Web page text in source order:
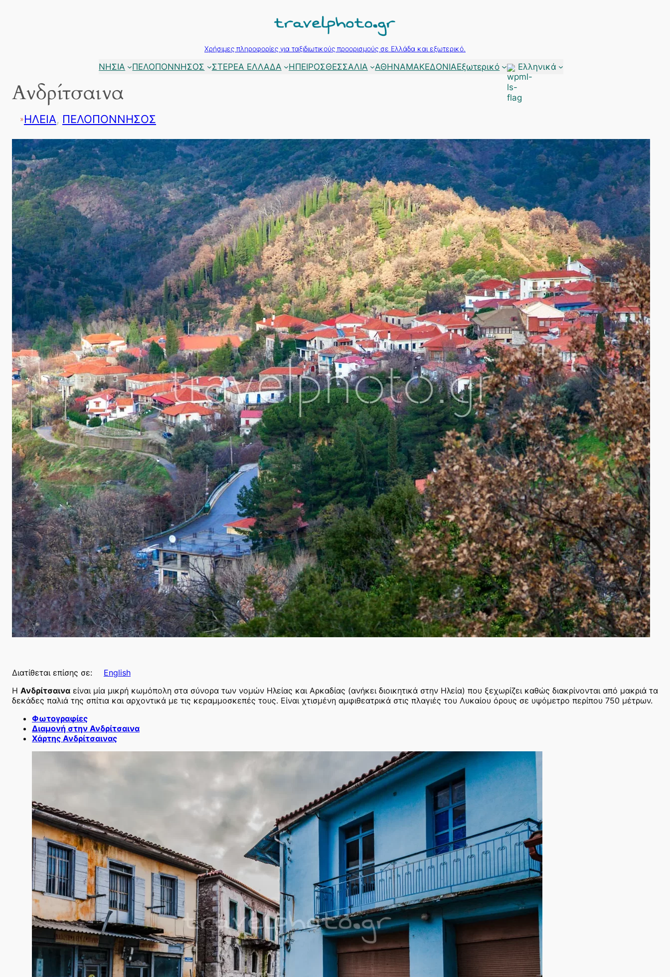
Χρήσιμες πληροφορίες για ταξιδιωτικούς προορισμούς σε Ελλάδα και εξωτερικό.
ΝΗΣΙΑ ΠΕΛΟΠΟΝΝΗΣΟΣ ΣΤΕΡΕΑ ΕΛΛΑΔΑ ΗΠΕΙΡΟΣΘΕΣΣΑΛΙΑ ΑΘΗΝΑΜΑΚΕΔΟΝΙΑΕξωτερικό Ελληνικά
Ανδρίτσαινα
»ΗΛΕΙΑ, ΠΕΛΟΠΟΝΝΗΣΟΣ
Διατίθεται επίσης σε:
English
Η Ανδρίτσαινα είναι μία μικρή κωμόπολη στα σύνορα των νομών Ηλείας και Αρκαδίας (ανήκει διοικητικά στην Ηλεία) που ξεχωρίζει καθώς διακρίνονται από μακριά τα
δεκάδες παλιά της σπίτια και αρχοντικά με τις κεραμμοσκεπές τους. Είναι χτισμένη αμφιθεατρικά στις πλαγιές του Λυκαίου όρους σε υψόμετρο περίπου 750 μέτρων.
Φωτογραφίες
Διαμονή στην Ανδρίτσαινα
Χάρτης Ανδρίτσαινας